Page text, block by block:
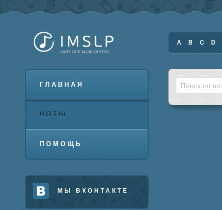
ГЛАВНАЯ
НОТЫ
ПОМОЩЬ
МЫ ВКОНТАКТЕ
A B C D